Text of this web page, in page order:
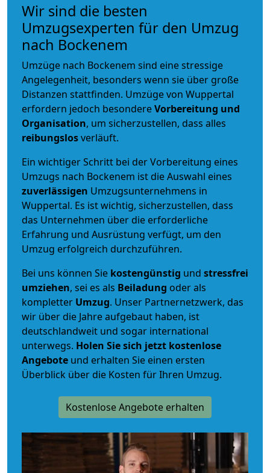
Wir sind die besten
Umzugsexperten für den Umzug
nach Bockenem
Umzüge nach Bockenem sind eine stressige
Angelegenheit, besonders wenn sie über große
Distanzen stattfinden. Umzüge von Wuppertal
erfordern jedoch besondereVorbereitung und
Organisation, um sicherzustellen, dass alles
reibungslosverläuft.
Ein wichtiger Schritt bei der Vorbereitung eines
Umzugs nach Bockenem ist die Auswahl eines
zuverlässigen Umzugsunternehmens in
Wuppertal. Es ist wichtig, sicherzustellen, dass
das Unternehmen über die erforderliche
Erfahrung und Ausrüstung verfügt, um den
Umzug erfolgreich durchzuführen.
Bei uns können Sie kostengünstig und stressfrei
umziehen, sei es als Beiladung oder als
kompletter Umzug. Unser Partnernetzwerk, das
wir über die Jahre aufgebaut haben, ist
deutschlandweit und sogar international
unterwegs. Holen Sie sich jetzt kostenlose
Angebote und erhalten Sie einen ersten
Überblick über die Kosten für Ihren Umzug.
Kostenlose Angebote erhalten